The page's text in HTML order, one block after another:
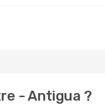
- Antigua ?